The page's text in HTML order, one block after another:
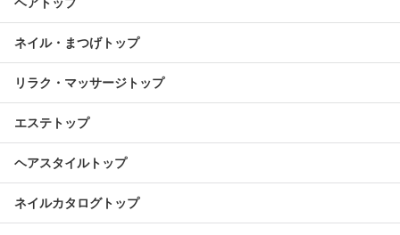
ネイル・まつげトップ
リラク・マッサージトップ
エステトップ
ヘアスタイルトップ
ネイルカタログトップ